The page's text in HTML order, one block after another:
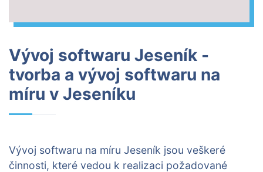
Vývoj softwaru Jeseník -
tvorba a vývoj softwaru na
míru v Jeseníku
Vývoj softwaru na míru Jeseník jsou veškeré
činnosti, které vedou k realizaci požadované